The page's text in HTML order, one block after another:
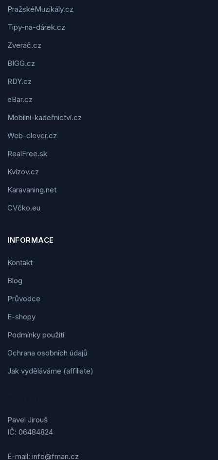
PražskéMuzikály.cz
Tipy-na-dárek.cz
Zveráč.cz
BIGG.cz
RDY.cz
eBar.cz
Mobilní-kadeřnictví.cz
Web-clever.cz
RealFree.sk
Kvízov.cz
Karavaning.net
CVčko.eu
INFORMACE
Kontakt
Blog
Průvodce
E-shopy
Podmínky použití
Ochrana osobních údajů
Jak vyděláváme (affiliate)
Pavel Jirouš
IČ: 06484824
E-mail: info@fman.cz